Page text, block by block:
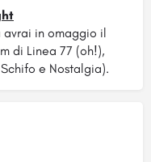
in omaggio il
di Linea 77 (oh!),
e Nostalgia).